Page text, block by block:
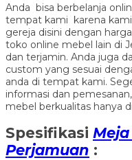
Anda bisa berbelanja
tempat kami karena
gereja disini dengan
toko online mebel lain di
dan terjamin. Anda juga
custom yang sesuai
anda di tempat kami.
informasi dan
mebel berkualitas hanya
Spesifikasi
Perjamuan :